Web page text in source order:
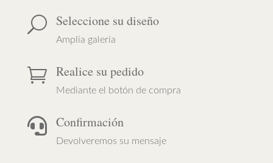
U Seleccione su diseño
Amplia galería
 Realice su pedido
Mediante el botón de compra
 Confirmación
Devolveremos su mensaje